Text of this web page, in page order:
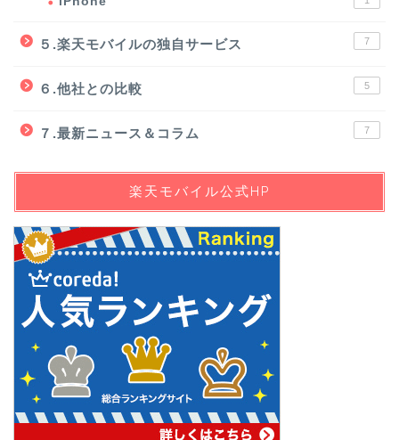
５.楽天モバイルの独自サービス 7
６.他社との比較 5
７.最新ニュース＆コラム 7
楽天モバイル公式HP